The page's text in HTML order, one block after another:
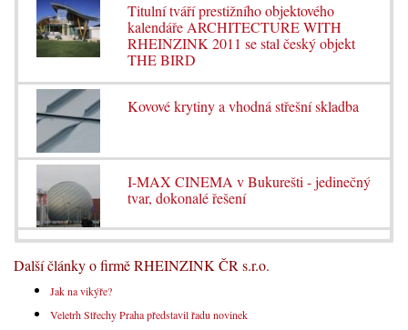
Titulní tváří prestižního objektového
kalendáře ARCHITECTURE WITH
RHEINZINK 2011 se stal český objekt
THE BIRD
Kovové krytiny a vhodná střešní skladba
I-MAX CINEMA v Bukurešti - jedinečný
tvar, dokonalé řešení
Další články o firmě RHEINZINK ČR s.r.o.
Jak na vikýře?
Veletrh Střechy Praha představil řadu novinek